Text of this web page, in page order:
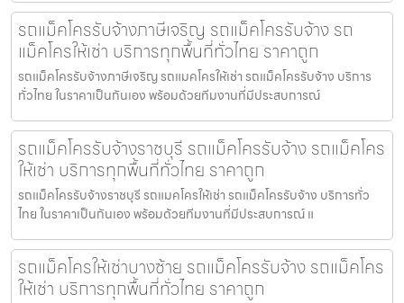
รถแม็คโครรับจ้างภาษีเจริญ รถแม็คโครรับจ้าง รถ
แม็คโครให้เช่า บริการทุกพื้นที่ทั่วไทย ราคาถูก
รถแม็คโครรับจ้างภาษีเจริญ รถแมคโครให้เช่า รถแม็คโครรับจ้าง บริการ
ทั่วไทย ในราคาเป็นกันเอง พร้อมด้วยทีมงานที่มีประสบการณ์
รถแม็คโครรับจ้างราชบุรี รถแม็คโครรับจ้าง รถแม็คโคร
ให้เช่า บริการทุกพื้นที่ทั่วไทย ราคาถูก
รถแม็คโครรับจ้างราชบุรี รถแมคโครให้เช่า รถแม็คโครรับจ้าง บริการทั่ว
ไทย ในราคาเป็นกันเอง พร้อมด้วยทีมงานที่มีประสบการณ์ แ
รถแม็คโครให้เช่าบางซ้าย รถแม็คโครรับจ้าง รถแม็คโคร
ให้เช่า บริการทุกพื้นที่ทั่วไทย ราคาถูก